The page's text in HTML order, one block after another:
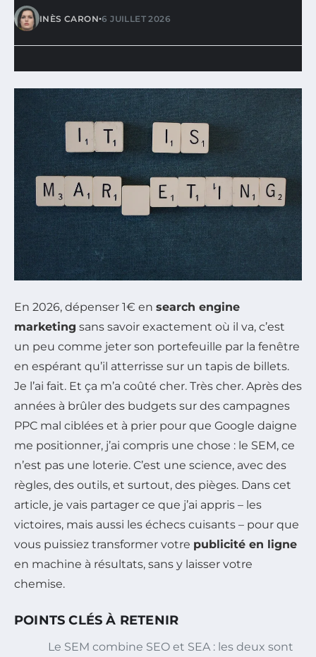
INÈS CARON•6 JUILLET 2026
En 2026, dépenser 1€ en search engine
marketing sans savoir exactement où il va, c’est
un peu comme jeter son portefeuille par la fenêtre
en espérant qu’il atterrisse sur un tapis de billets.
Je l’ai fait. Et ça m’a coûté cher. Très cher. Après des
années à brûler des budgets sur des campagnes
PPC mal ciblées et à prier pour que Google daigne
me positionner, j’ai compris une chose : le SEM, ce
n’est pas une loterie. C’est une science, avec des
règles, des outils, et surtout, des pièges. Dans cet
article, je vais partager ce que j’ai appris – les
victoires, mais aussi les échecs cuisants – pour que
vous puissiez transformer votre publicité en ligne
en machine à résultats, sans y laisser votre
chemise.
POINTS CLÉS À RETENIR
Le SEM combine SEO et SEA : les deux sont